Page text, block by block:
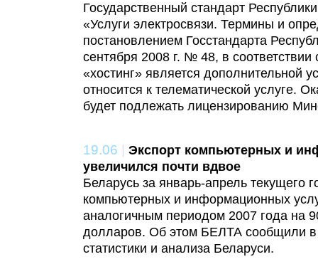
Государственный стандарт
«Услуги электросвязи. Термины и
постановлением Госстандарта
сентября 2008 г. № 48, в соответствии
«хостинг» является дополнительной
относится к телематической услуге.
будет подлежать лицензированию
19.06 | Экспорт компьютерных и
увеличился почти вдвое
Беларусь за январь-апрель текущего
компьютерных и информационных
аналогичным периодом 2007 года на
долларов. Об этом БЕЛТА сообщили в
статистики и анализа Беларуси.